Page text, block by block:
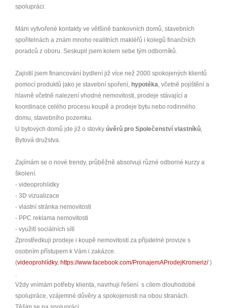
spolupráci.
Mám vytvořené kontakty ve většině bankovních domů, stavebních
spořitelnách a znám mnoho realitních makléřů i kolegů finančních
poradců z oboru. Seskupil jsem kolem sebe tým odborníků.
Zajistil jsem financování bydlení již více než 2000 spokojených klientů
pomocí produktů jako je stavební spoření, hypotéka , včetně pojištění a
hlavně včetně nalezení vhodné nemovitosti, prodeje stávající a
koordinace celého procesu koupě a prodeje bytu nebo rodinného
domu, stavebního pozemku.
U bytových domů jde již o stovky úvěrů pro Společenství vlastníků
Bytová družstva.
Zajímám se o nové trendy, průběžně absolvuji různé odborné kurzy a
školení.
- videoprohlídky
- 3D vizualizace
- vlastní stránka nemovitosti
- PPC reklama nemovitosti
- využití sociálních sítí
Zprostředkuji prodeje i koupě nemovitostí za přijatelné provize s
osobním přístupem k Vám i zakázce.
(videoprohlídky, https://www.facebook.com/PronajemAProdejKromeriz/)
Vždy vnímám potřeby klienta, navrhuji řešení s cílem dlouhodobé
spolupráce, vzájemné důvěry a spokojenosti na obou stranách.